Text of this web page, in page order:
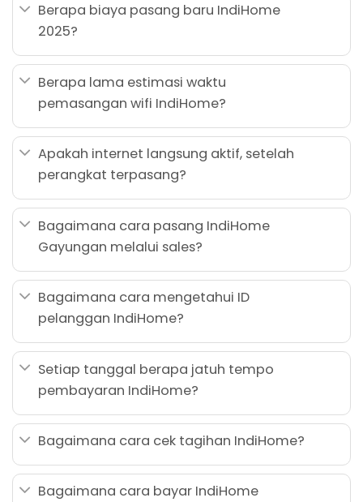
Berapa biaya pasang baru IndiHome
2025?
Berapa lama estimasi waktu
pemasangan wifi IndiHome?
Apakah internet langsung aktif, setelah
perangkat terpasang?
Bagaimana cara pasang IndiHome
Gayungan melalui sales?
Bagaimana cara mengetahui ID
pelanggan IndiHome?
Setiap tanggal berapa jatuh tempo
pembayaran IndiHome?
Bagaimana cara cek tagihan IndiHome?
Bagaimana cara bayar IndiHome